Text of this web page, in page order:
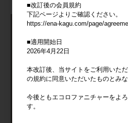
■改訂後の会員規約
下記ページよりご確認ください。
https://ena-kagu.com/page/
■適用開始日
2026年4月22日
本改訂後、当サイトをご利用いた
の規約に同意いただいたものとみな
今後ともエコロファニチャーをよ
す。